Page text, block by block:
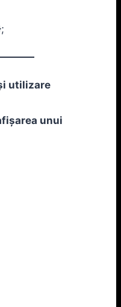
utilizare
unui